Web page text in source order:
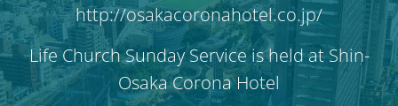
http://osakacoronahotel.co.jp/
Life Church Sunday Service is held at Shin-
Osaka Corona Hotel